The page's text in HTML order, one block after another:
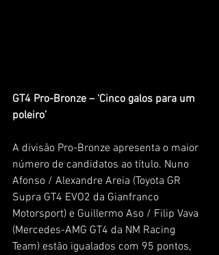
GT4 Pro-Bronze – ‘Cinco galos para um
poleiro’
A divisão Pro-Bronze apresenta o maior
número de candidatos ao título. Nuno
Afonso / Alexandre Areia (Toyota GR
Supra GT4 EVO2 da Gianfranco
Motorsport) e Guillermo Aso / Filip Vava
(Mercedes-AMG GT4 da NM Racing
Team) estão igualados com 95 pontos,